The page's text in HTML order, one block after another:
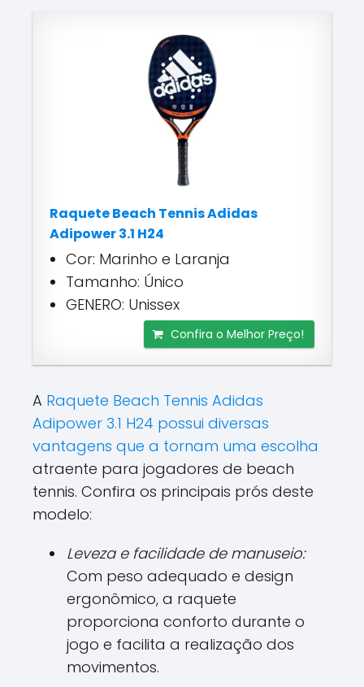
Raquete Beach Tennis Adidas
Adipower 3.1 H24
Cor: Marinho e Laranja
Tamanho: Único
GENERO: Unissex
Confira o Melhor Preço!
A Raquete Beach Tennis Adidas
Adipower 3.1 H24 possui diversas
vantagens que a tornam uma escolha
atraente para jogadores de beach
tennis. Confira os principais prós deste
modelo:
Leveza e facilidade de manuseio:
Com peso adequado e design
ergonômico, a raquete
proporciona conforto durante o
jogo e facilita a realização dos
movimentos.